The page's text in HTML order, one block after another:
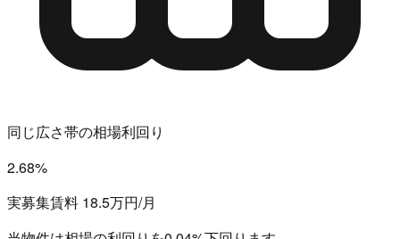
同じ広さ帯の相場利回り
2.68%
実募集賃料 18.5万円/月